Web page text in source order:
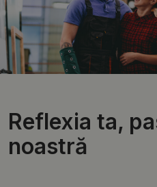
Reflexia ta,
noastră